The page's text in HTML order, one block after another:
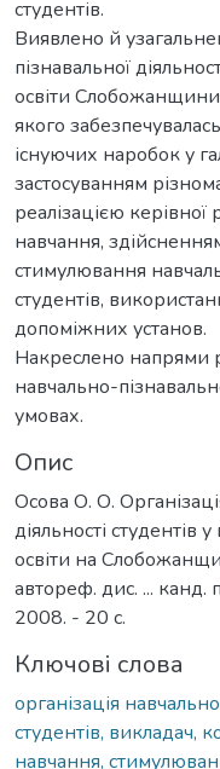
студентів.
Виявлено й
пізнавальної
освіти Слобожанщини
якого
існуючих наробок у
застосуванням
реалізацією керівної
навчання,
стимулювання
студентів,
допоміжних установ.
Накреслено напрями
навчально-
умовах.
Опис
Осова О. О.
діяльності
освіти на
автореф. дис. ... канд.
2008. - 20 с.
Ключові слова
організація
студентів, викладач,
навчання,